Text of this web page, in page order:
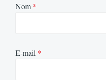
Nom *
E-mail *